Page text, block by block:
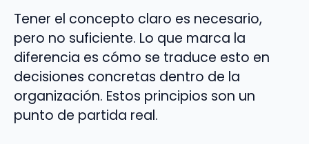
Tener el concepto claro es necesario,
pero no suficiente. Lo que marca la
diferencia es cómo se traduce esto en
decisiones concretas dentro de la
organización. Estos principios son un
punto de partida real.